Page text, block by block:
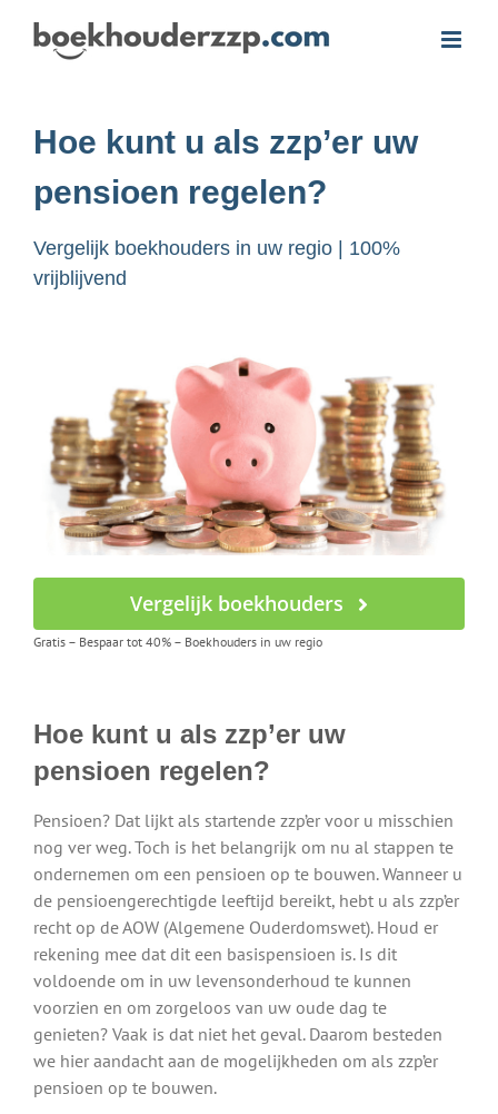
Hoe kunt u als zzp’er uw
pensioen regelen?
Vergelijk boekhouders in uw regio | 100%
vrijblijvend
Vergelijk boekhouders
Gratis – Bespaar tot 40% – Boekhouders in uw regio
Hoe kunt u als zzp’er uw
pensioen regelen?
Pensioen? Dat lijkt als startende zzp’er voor u misschien
nog ver weg. Toch is het belangrijk om nu al stappen te
ondernemen om een pensioen op te bouwen. Wanneer u
de pensioengerechtigde leeftijd bereikt, hebt u als zzp’er
recht op de AOW (Algemene Ouderdomswet). Houd er
rekening mee dat dit een basispensioen is. Is dit
voldoende om in uw levensonderhoud te kunnen
voorzien en om zorgeloos van uw oude dag te
genieten? Vaak is dat niet het geval. Daarom besteden
we hier aandacht aan de mogelijkheden om als zzp’er
pensioen op te bouwen.